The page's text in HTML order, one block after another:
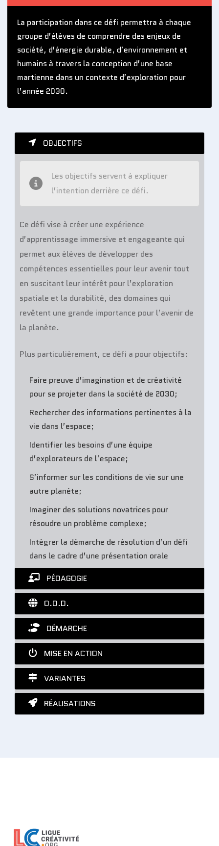
La participation dans ce défi permettra à chaque
groupe d’élèves de comprendre des enjeux de
société, d’énergie durable, d’environnement et
humains à travers la conception d’une base
martienne dans un contexte d’exploration pour
l’année 2030.
OBJECTIFS
Les objectifs servent à expliquer
l’intention derrière ce défi.
Ce défi vise à créer une expérience
d’apprentissage immersive et engageante qui
permet aux élèves de développer des
compétences essentielles pour leur avenir tout
en suscitant leur intérêt pour l’exploration
spatiale et la durabilité, des domaines qui
revêtent une grande importance pour l’avenir de
la planète.
Plus particulièrement, ce défi a pour objectifs:
Faire preuve d’imagination et de créativité
pour se projeter dans la société de 2030;
Rechercher des informations pertinentes à la
vie dans l’espace;
Identifier les besoins d’une équipe
d’explorateurs de l’espace;
S’informer sur les conditions de vie sur une
autre planète;
Imaginer des solutions novatrices pour
résoudre un problème complexe;
Intégrer la démarche de résolution d’un défi
dans le cadre d’une présentation orale
PÉDAGOGIE
O.D.D.
DÉMARCHE
MISE EN ACTION
VARIANTES
RÉALISATIONS